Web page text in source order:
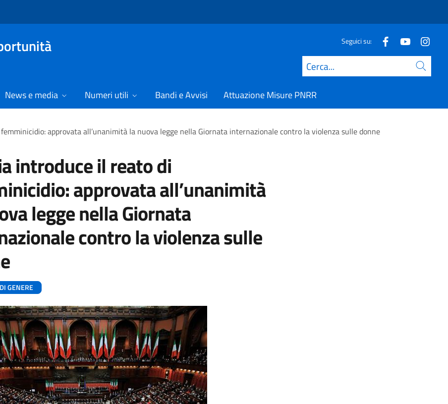
Seguici su:
Cerca
News e media Numeri utili Bandi e Avvisi Attuazione Misure PNRR
approvata all’unanimità la nuova legge nella Giornata internazionale contro la violenza sulle donne
introduce il reato di
approvata all’unanimità
legge nella Giornata
contro la violenza sulle
GENERE